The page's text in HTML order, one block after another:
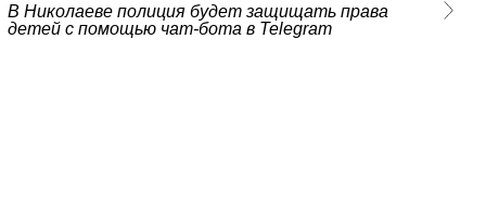
В Николаеве полиция будет защищать права
детей с помощью чат-бота в Telegram